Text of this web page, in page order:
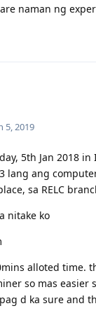
naman ng
5, 2019
5th Jan 2018 in
lang ang
sa RELC
nitake ko
alloted time.
so mas easier
d ka sure and